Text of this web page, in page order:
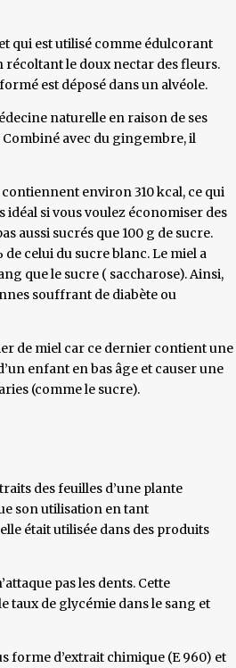
qui est utilisé comme édulcorant
récoltant le doux nectar des fleurs.
est déposé dans un alvéole.
naturelle en raison de ses
avec du gingembre, il
environ 310 kcal, ce qui
idéal si vous voulez économiser des
aussi sucrés que 100 g de sucre.
celui du sucre blanc. Le miel a
que le sucre ( saccharose). Ainsi,
souffrant de diabète ou
de miel car ce dernier contient une
enfant en bas âge et causer une
(comme le sucre).
des feuilles d’une plante
son utilisation en tant
était utilisée dans des produits
pas les dents. Cette
taux de glycémie dans le sang et
forme d’extrait chimique (E 960) et